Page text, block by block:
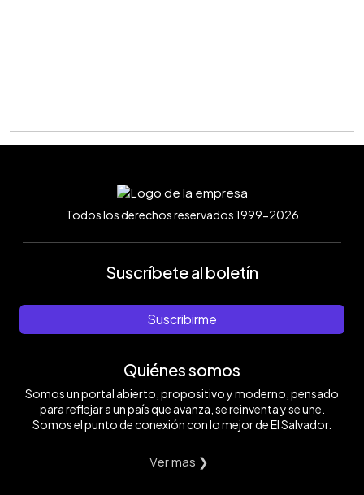
Todos los derechos reservados 1999-2026
Suscríbete al boletín
Suscribirme
Quiénes somos
Somos un portal abierto, propositivo y moderno, pensado
para reflejar a un país que avanza, se reinventa y se une.
Somos el punto de conexión con lo mejor de El Salvador.
Ver mas ❯